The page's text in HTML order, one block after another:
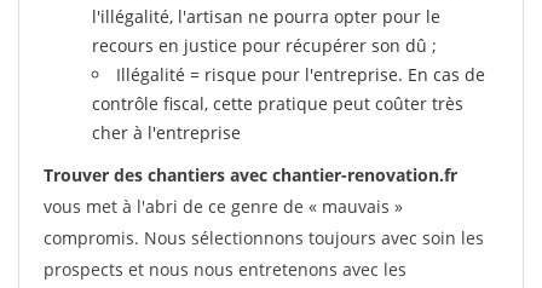
l'illégalité, l'artisan ne pourra opter pour le
recours en justice pour récupérer son dû ;
Illégalité = risque pour l'entreprise. En cas de
contrôle fiscal, cette pratique peut coûter très
cher à l'entreprise
Trouver des chantiers avec chantier-renovation.fr
vous met à l'abri de ce genre de « mauvais »
compromis. Nous sélectionnons toujours avec soin les
prospects et nous nous entretenons avec les